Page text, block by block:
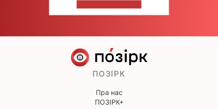
ПОЗІРК
Пра нас
ПОЗІРК+